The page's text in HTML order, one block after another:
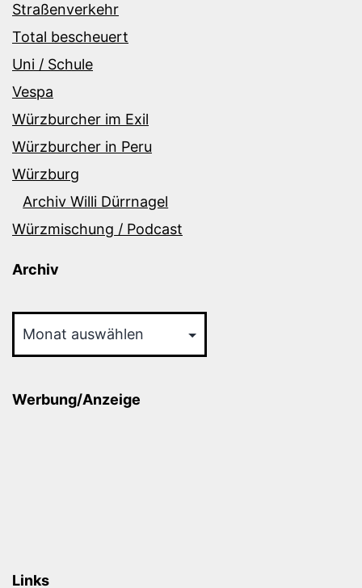
Straßenverkehr
Total bescheuert
Uni / Schule
Vespa
Würzburcher im Exil
Würzburcher in Peru
Würzburg
Archiv Willi Dürrnagel
Würzmischung / Podcast
Archiv
Werbung/Anzeige
Links